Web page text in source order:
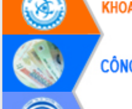
Tháo gỡ những vướng mắc, đẩy mạnh
công tác cải cách thủ tục hành chính
tại Trung tâm Phục vụ hành chính
công tỉnh
Đắk Lắk: Tôn vinh 46 giải pháp tại Hội
thi Sáng tạo Kỹ thuật 2024 - 2025
Đắk Lắk rà soát, điều chỉnh Đề án 190
về phát triển nuôi trồng thủy sản